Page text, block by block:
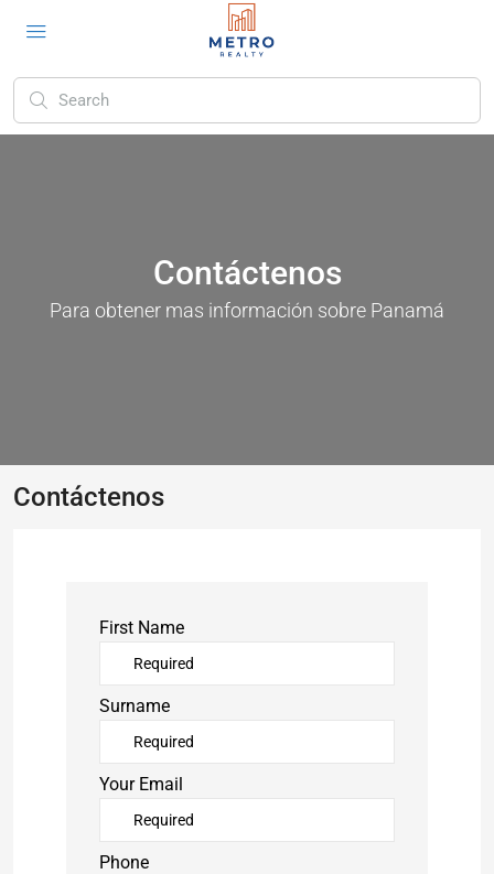
Contáctenos
Para obtener mas información sobre Panamá
Contáctenos
First Name
Surname
Your Email
Phone